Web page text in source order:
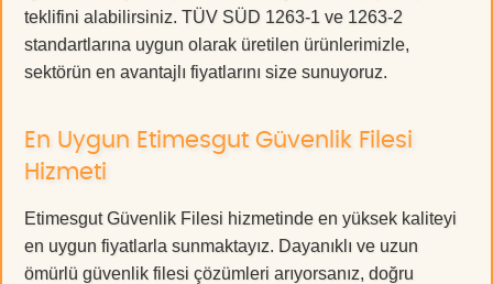
teklifini alabilirsiniz. TÜV SÜD 1263-1 ve 1263-2
standartlarına uygun olarak üretilen ürünlerimizle,
sektörün en avantajlı fiyatlarını size sunuyoruz.
En Uygun Etimesgut Güvenlik Filesi
Hizmeti
Etimesgut Güvenlik Filesi hizmetinde en yüksek kaliteyi
en uygun fiyatlarla sunmaktayız. Dayanıklı ve uzun
ömürlü güvenlik filesi çözümleri arıyorsanız, doğru